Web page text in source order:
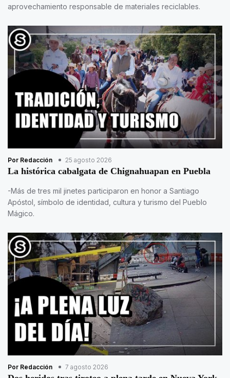
aprovechamiento responsable de materiales reciclables.
Por Redacción 25 agosto 2026
La histórica cabalgata de Chignahuapan en Puebla
-Más de tres mil jinetes participaron en honor a Santiago
Apóstol, símbolo de identidad, cultura y turismo del Pueblo
Mágico.
Por Redacción 7 agosto 2026